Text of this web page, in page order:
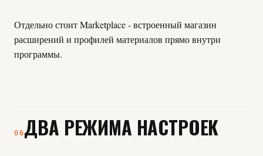
Отдельно стоит Marketplace - встроенный магазин
расширений и профилей материалов прямо внутри
программы.
06ДВА РЕЖИМА НАСТРОЕК